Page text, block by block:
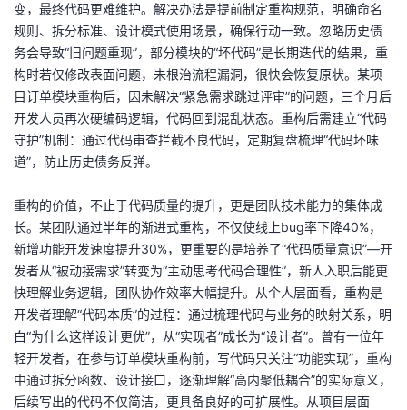
变，最终代码更难维护。解决办法是提前制定重构规范，明确命名
规则、拆分标准、设计模式使用场景，确保行动一致。忽略历史债
务会导致“旧问题重现”，部分模块的“坏代码”是长期迭代的结果，重
构时若仅修改表面问题，未根治流程漏洞，很快会恢复原状。某项
目订单模块重构后，因未解决“紧急需求跳过评审”的问题，三个月后
开发人员再次硬编码逻辑，代码回到混乱状态。重构后需建立“代码
守护”机制：通过代码审查拦截不良代码，定期复盘梳理“代码坏味
道”，防止历史债务反弹。
重构的价值，不止于代码质量的提升，更是团队技术能力的集体成
长。某团队通过半年的渐进式重构，不仅使线上bug率下降40%，
新增功能开发速度提升30%，更重要的是培养了“代码质量意识”—开
发者从“被动接需求”转变为“主动思考代码合理性”，新人入职后能更
快理解业务逻辑，团队协作效率大幅提升。从个人层面看，重构是
开发者理解“代码本质”的过程：通过梳理代码与业务的映射关系，明
白“为什么这样设计更优”，从“实现者”成长为“设计者”。曾有一位年
轻开发者，在参与订单模块重构前，写代码只关注“功能实现”，重构
中通过拆分函数、设计接口，逐渐理解“高内聚低耦合”的实际意义，
后续写出的代码不仅简洁，更具备良好的可扩展性。从项目层面